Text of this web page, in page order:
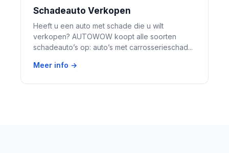
Schadeauto Verkopen
Heeft u een auto met schade die u wilt
verkopen? AUTOWOW koopt alle soorten
schadeauto’s op: auto’s met carrosserieschad...
Meer info →